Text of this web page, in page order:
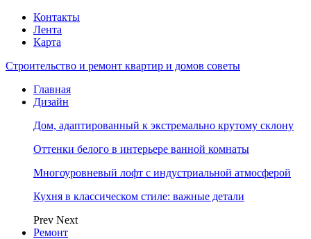
Контакты
Лента
Карта
Строительство и ремонт квартир и домов советы
Главная
Дизайн
Дом, адаптированный к экстремально крутому склону
Оттенки белого в интерьере ванной комнаты
Многоуровневый лофт с индустриальной атмосферой
Кухня в классическом стиле: важные детали
Prev Next
Ремонт